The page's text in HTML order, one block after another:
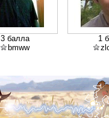
3 балла
bmww
1